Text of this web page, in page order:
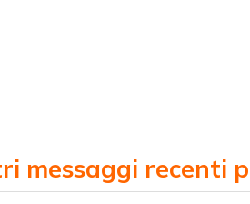
messaggi recenti